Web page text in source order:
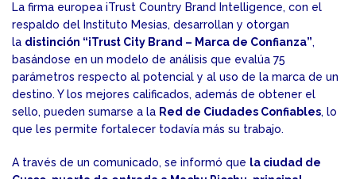
La firma europea iTrust Country Brand Intelligence, con el
respaldo del Instituto Mesias, desarrollan y otorgan
la distinción “iTrust City Brand – Marca de Confianza”,
basándose en un modelo de análisis que evalúa 75
parámetros respecto al potencial y al uso de la marca de un
destino. Y los mejores calificados, además de obtener el
sello, pueden sumarse a la Red de Ciudades Confiables, lo
que les permite fortalecer todavía más su trabajo.
A través de un comunicado, se informó que la ciudad de